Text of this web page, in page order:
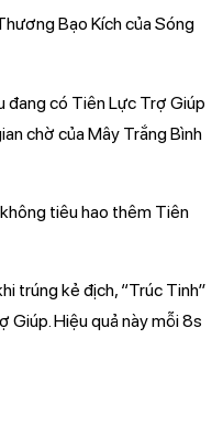
Bạo Kích của Sóng
đang có Tiên Lực Trợ Giúp
chờ của Mây Trắng Bình
tiêu hao thêm Tiên
trúng kẻ địch, “Trúc Tinh”
Hiệu quả này mỗi 8s